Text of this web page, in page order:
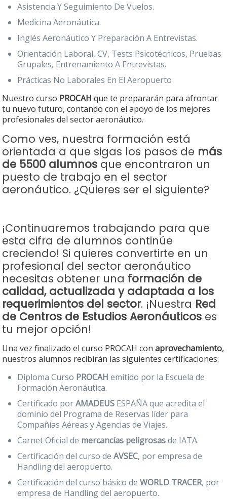
Asistencia Y Seguimiento De Vuelos.
Medicina Aeronáutica.
Inglés Aeronáutico Y Preparación A Entrevistas.
Orientación Laboral, CV, Tests Psicotécnicos, Pruebas
Grupales, Entrenamiento A Entrevistas.
Prácticas No Laborales En El Aeropuerto
Nuestro curso PROCAH que te prepararán para afrontar
tu nuevo futuro, contando con el apoyo de los mejores
profesionales del sector aeronáutico.
Como ves, nuestra formación está
orientada a que sigas los pasos de más
de 5500 alumnos que encontraron un
puesto de trabajo en el sector
aeronáutico. ¿Quieres ser el siguiente?
¡Continuaremos trabajando para que
esta cifra de alumnos continúe
creciendo! Si quieres convertirte en un
profesional del sector aeronáutico
necesitas obtener una formación de
calidad, actualizada y adaptada a los
requerimientos del sector. ¡Nuestra Red
de Centros de Estudios Aeronáuticos es
tu mejor opción!
Una vez finalizado el curso PROCAH conaprovechamiento,
nuestros alumnos recibirán las siguientes certificaciones:
Diploma Curso PROCAH emitido por la Escuela de
Formación Aeronáutica.
Certificado porAMADEUS ESPAÑA que acredita el
dominio del Programa de Reservas líder para
Compañías Aéreas y Agencias de Viajes.
Carnet Oficial de mercancías peligrosasde IATA.
Certificación del curso deAVSEC, por empresa de
Handling del aeropuerto.
Certificación del curso básico deWORLD TRACER, por
empresa de Handling del aeropuerto.